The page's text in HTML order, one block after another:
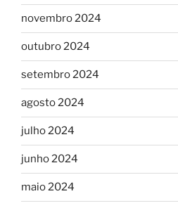
novembro 2024
outubro 2024
setembro 2024
agosto 2024
julho 2024
junho 2024
maio 2024